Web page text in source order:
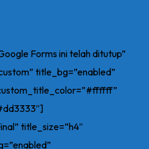
Forms ini telah ditutup”
title_bg=”enabled”
title_size=”h4″